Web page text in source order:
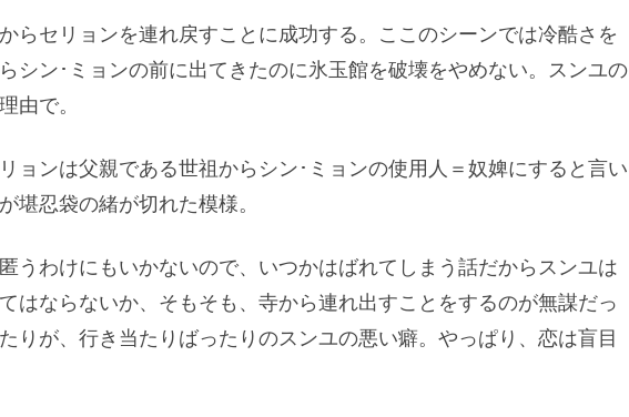
らセリョンを連れ戻すことに成功する。ここのシーンでは冷酷さを
シン･ミョンの前に出てきたのに氷玉館を破壊をやめない。スンユの
由で。
ョンは父親である世祖からシン･ミョンの使用人＝奴婢にすると言い
堪忍袋の緒が切れた模様。
うわけにもいかないので、いつかはばれてしまう話だからスンユは
はならないか、そもそも、寺から連れ出すことをするのが無謀だっ
りが、行き当たりばったりのスンユの悪い癖。やっぱり、恋は盲目